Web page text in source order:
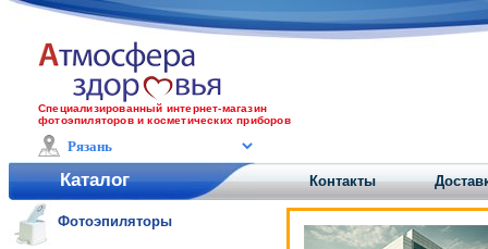
Специализированный интернет-магазин
фотоэпиляторов и косметических приборов
Каталог Контакты
Фотоэпиляторы